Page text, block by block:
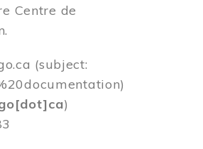
Centre de
(subject:
)